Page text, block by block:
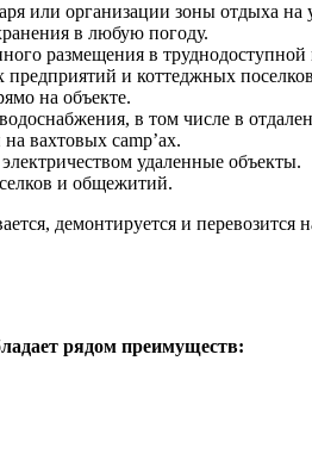
или организации зоны отдыха на
в любую погоду.
размещения в труднодоступной
и коттеджных
на объекте.
в том числе в
вахтовых camp’ах.
удаленные объекты.
и общежитий.
демонтируется и
рядом преимуществ: